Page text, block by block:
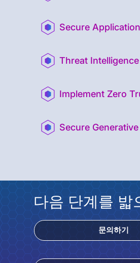
Secure
Threat Intelligence
Implement Zero
Secure
다음 단계를 밟
문의하기